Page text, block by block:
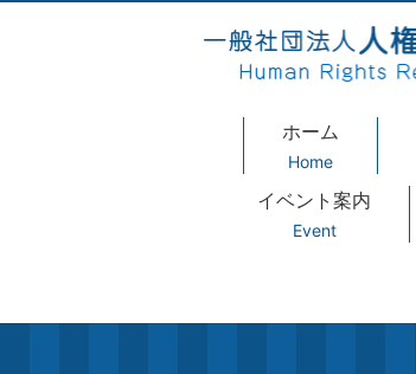
ホーム
Home
イベント案内
Event